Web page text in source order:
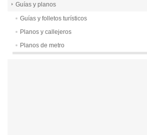
Guías y planos
Guías y folletos turísticos
Planos y callejeros
Planos de metro